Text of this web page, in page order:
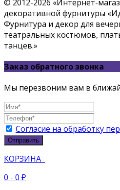
© 2012-2026 «Интернет-
декоративной фурнитуры
Фурнитура и декор для
театральных костюмов,
танцев.»
Заказ обратного звонка
Мы перезвоним вам в
Согласие на обработку
Отправить
КОРЗИНА
0 - 0 ₽